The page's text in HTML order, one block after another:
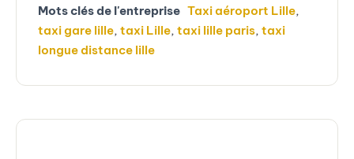
Mots clés de l'entreprise Taxi aéroport Lille,
taxi gare lille, taxi Lille, taxi lille paris, taxi
longue distance lille